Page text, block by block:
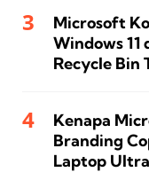
Microsoft
Windows 11
Recycle Bin
Kenapa
Branding
Laptop